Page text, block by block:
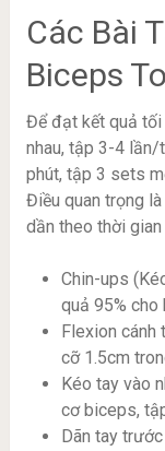
Các Bài
Biceps
Để đạt kết quả tối
nhau, tập 3-4
phút, tập 3 sets
Điều quan trọng
dần theo thời
Chin-ups
quả 95%
Flexion
cỡ 1.5cm
Kéo tay vào
cơ biceps,
Dãn tay